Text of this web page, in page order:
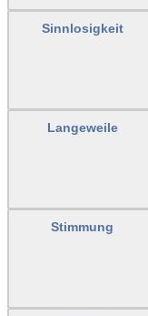
Sinnlosigkeit
Langeweile
Stimmung